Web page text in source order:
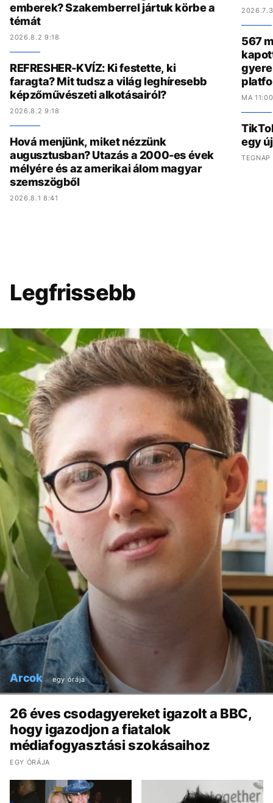
emberek? Szakemberrel jártuk körbe a
témát
2026.8.2 9:18
REFRESHER-KVÍZ: Ki festette, ki
faragta? Mit tudsz a világ leghíresebb
képzőművészeti alkotásairól?
2026.8.2 9:18
Hová menjünk, miket nézzünk
augusztusban? Utazás a 2000-es évek
mélyére és az amerikai álom magyar
szemszögből
2026.8.1 8:41
567
MA
egy
Legfrissebb
Arcok egy órája
26 éves csodagyereket igazolt a BBC,
hogy igazodjon a fiatalok
médiafogyasztási szokásaihoz
EGY ÓRÁJA